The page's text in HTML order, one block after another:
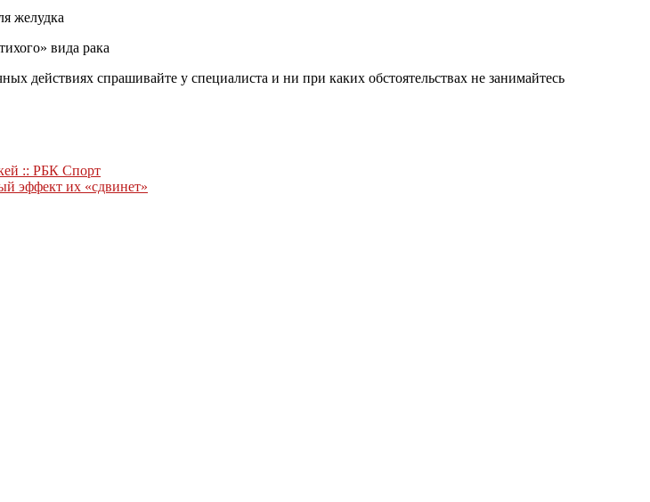
желудка
вида рака
действиях спрашивайте у специалиста и ни при каких обстоятельствах не занимайтесь
:: РБК Спорт
эффект их «сдвинет»